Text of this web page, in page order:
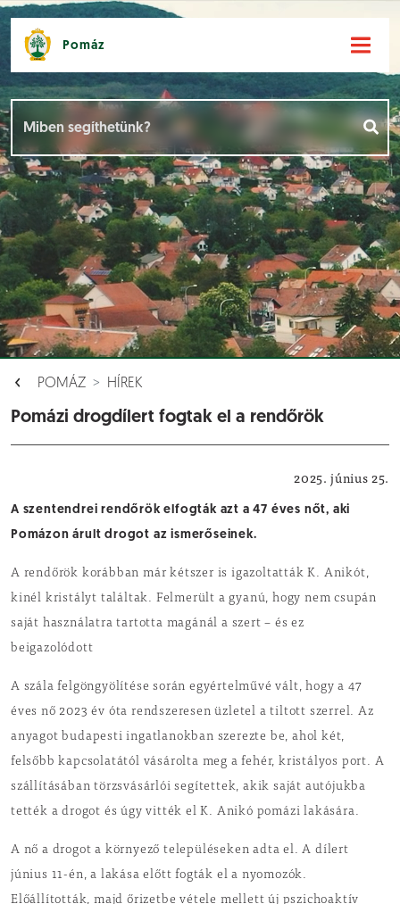
Pomáz
POMÁZ HÍREK
Pomázi drogdílert fogtak el a rendőrök
2025. június 25.
A szentendrei rendőrök elfogták azt a 47 éves nőt, aki
Pomázon árult drogot az ismerőseinek.
A rendőrök korábban már kétszer is igazoltatták K. Anikót,
kinél kristályt találtak. Felmerült a gyanú, hogy nem csupán
saját használatra tartotta magánál a szert – és ez
beigazolódott
A szála felgöngyölítése során egyértelművé vált, hogy a 47
éves nő 2023 év óta rendszeresen üzletel a tiltott szerrel. Az
anyagot budapesti ingatlanokban szerezte be, ahol két,
felsőbb kapcsolatától vásárolta meg a fehér, kristályos port. A
szállításában törzsvásárlói segítettek, akik saját autójukba
tették a drogot és úgy vitték el K. Anikó pomázi lakására.
A nő a drogot a környező településeken adta el. A dílert
június 11-én, a lakása előtt fogták el a nyomozók.
Előállították, majd őrizetbe vétele mellett új pszichoaktív
Események []
Dokumentumok [ ]
Aloldalak []